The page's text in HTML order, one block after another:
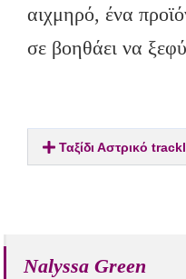
αιχμηρό, ένα
σε βοηθάει να
Ταξίδι Αστρικό
Nalyssa Green